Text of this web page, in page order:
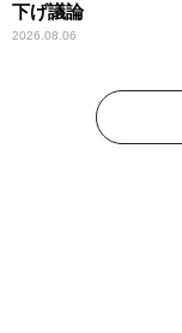
下げ議論
2026.08.06